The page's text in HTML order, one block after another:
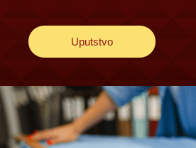
Uputstvo